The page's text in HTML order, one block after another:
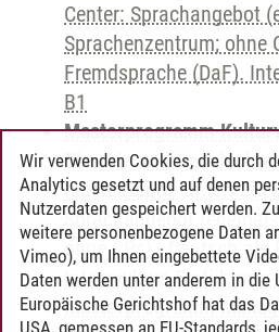
Center: Sprachangebot
Sprachenzentrum; ohne
Fremdsprache (DaF).
B1
Masterprogramm
Theorie und
(auslaufend)-
Sprachangebot
ohne CPs) -Deutsch als
Intensivkurs Einführung
Masterprogramm
Wir verwenden Cookies, die durch
Analytics gesetzt und auf denen
Nutzerdaten gespeichert werden.
weitere personenbezogene Daten
Vimeo), um Ihnen eingebettete
Daten werden unter anderem in die
Europäische Gerichtshof hat das
USA, gemessen an EU-Standards,